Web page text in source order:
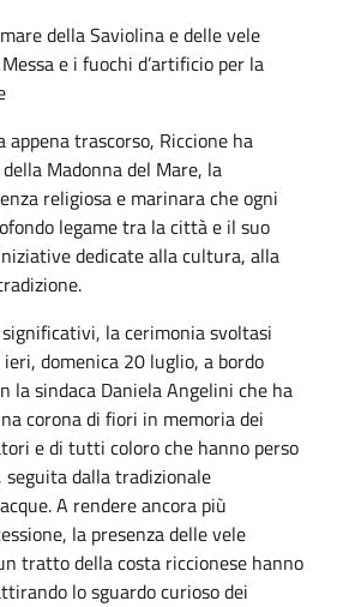
della Saviolina e delle vele
e i fuochi d’artificio per la
trascorso, Riccione ha
Madonna del Mare, la
religiosa e marinara che ogni
legame tra la città e il suo
dedicate alla cultura, alla
la cerimonia svoltasi
domenica 20 luglio, a bordo
la sindaca Daniela Angelini che ha
corona di fiori in memoria dei
e di tutti coloro che hanno perso
dalla tradizionale
A rendere ancora più
la presenza delle vele
tratto della costa riccionese hanno
lo sguardo curioso dei